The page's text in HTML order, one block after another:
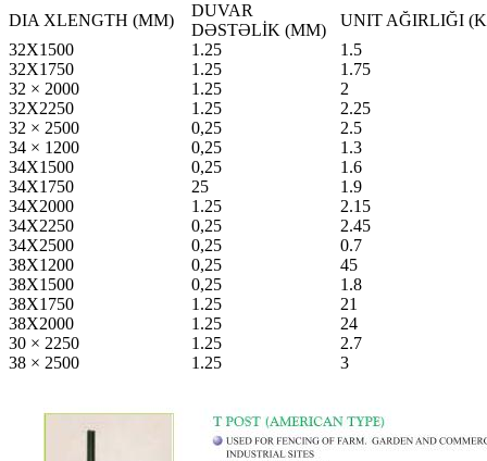
DIA XLENGTH (MM)
DUVAR
DƏSTƏLİK (MM)
UNIT AĞIRLIĞI
32X1500
1.25
1.5
32X1750
1.25
1.75
32 × 2000
1.25
2
32X2250
1.25
2.25
32 × 2500
0,25
2.5
34 × 1200
0,25
1.3
34X1500
0,25
1.6
34X1750
25
1.9
34X2000
1.25
2.15
34X2250
0,25
2.45
34X2500
0,25
0.7
38X1200
0,25
45
38X1500
0,25
1.8
38X1750
1.25
21
38X2000
1.25
24
30 × 2250
1.25
2.7
38 × 2500
1.25 3